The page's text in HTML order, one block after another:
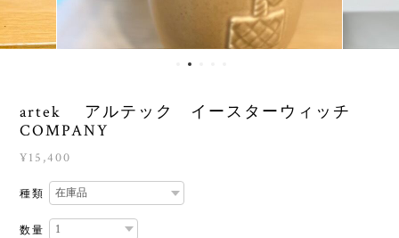
artek アルテック イースターウィッチ
COMPANY
¥15,400
種類
数量